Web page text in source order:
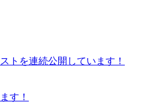
トを連続公開しています！
す！